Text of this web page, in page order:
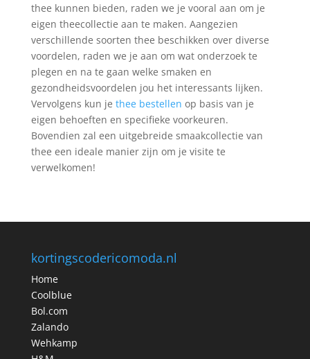
thee kunnen bieden, raden we je vooral aan om je
eigen theecollectie aan te maken. Aangezien
verschillende soorten thee beschikken over diverse
voordelen, raden we je aan om wat onderzoek te
plegen en na te gaan welke smaken en
gezondheidsvoordelen jou het interessants lijken.
Vervolgens kun je thee bestellen op basis van je
eigen behoeften en specifieke voorkeuren.
Bovendien zal een uitgebreide smaakcollectie van
thee een ideale manier zijn om je visite te
verwelkomen!
kortingscodericomoda.nl
Home
Coolblue
Bol.com
Zalando
Wehkamp